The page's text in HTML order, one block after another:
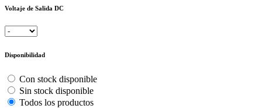
Voltaje de Salida DC
Disponibilidad
Con stock disponible
Sin stock disponible
Todos los productos